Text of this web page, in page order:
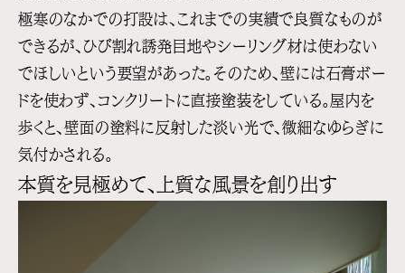
極寒のなかでの打設は、これまでの実績で良質なものが
できるが、ひび割れ誘発目地やシーリング材は使わない
でほしいという要望があった。そのため、壁には石膏ボー
ドを使わず、コンクリートに直接塗装をしている。屋内を
歩くと、壁面の塗料に反射した淡い光で、微細なゆらぎに
気付かされる。
本質を見極めて、上質な風景を創り出す